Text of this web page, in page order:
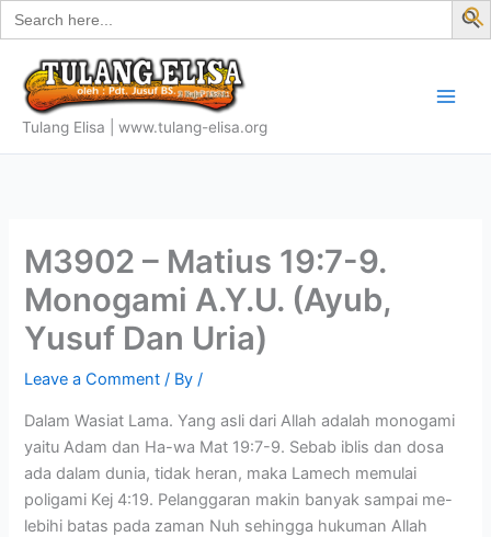
Search
for:
Skip
to
content
Tulang Elisa | www.tulang-elisa.org
M3902 – Matius 19:7-9.
Monogami A.Y.U. (Ayub,
Yusuf Dan Uria)
Leave a Comment / By/
Dalam Wasiat Lama. Yang asli dari Allah adalah monogami
yaitu Adam dan Ha-wa Mat 19:7-9. Sebab iblis dan dosa
ada dalam dunia, tidak heran, maka Lamech memulai
poligami Kej 4:19. Pelanggaran makin banyak sampai me-
lebihi batas pada zaman Nuh sehingga hukuman Allah